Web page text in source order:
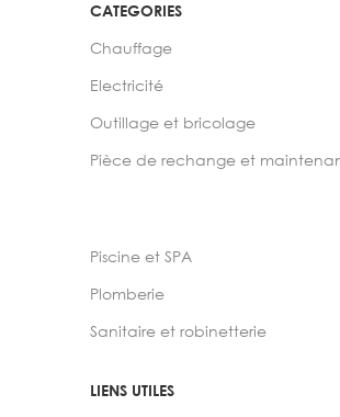
CATEGORIES
Chauffage
Electricité
Outillage et bricolage
Pièce de rechange et
Piscine et SPA
Plomberie
Sanitaire et robinetterie
LIENS UTILES